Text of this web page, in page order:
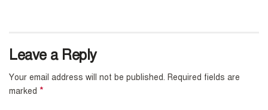
Leave a Reply
Your email address will not be published. Required fields are
marked *